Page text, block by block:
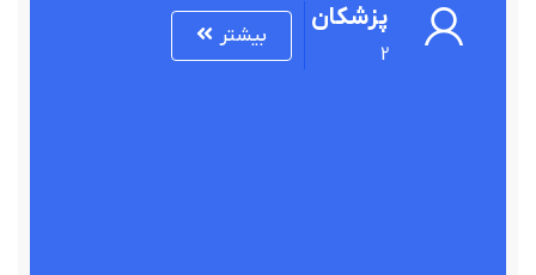
پزشکان
2
بیشتر